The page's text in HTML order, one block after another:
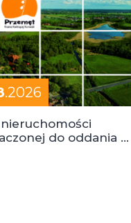
.2026
do oddania w